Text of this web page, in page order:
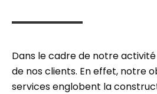
Dans le cadre de notre
de nos clients. En effet, notre
services englobent la